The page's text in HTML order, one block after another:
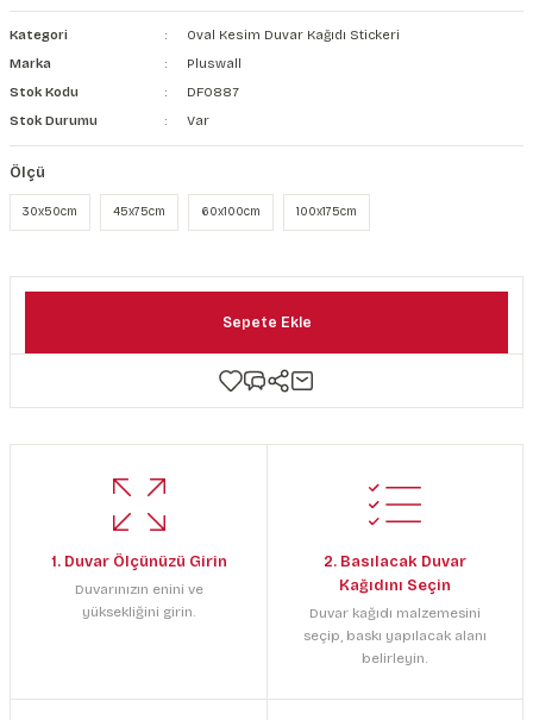
Duvar Kanvası
Kategori
Oval Kesim Duvar Kağıdı Stickeri
Marka
Pluswall
Stok Kodu
DF0887
Stok Durumu
Var
Ölçü
30x50cm 45x75cm 60x100cm 100x175cm
Sepete Ekle
1. Duvar Ölçünüzü Girin
Duvarınızın enini ve
yüksekliğini girin.
2. Basılacak Duvar
Kağıdını Seçin
Duvar kağıdı malzemesini
seçip, baskı yapılacak alanı
belirleyin.